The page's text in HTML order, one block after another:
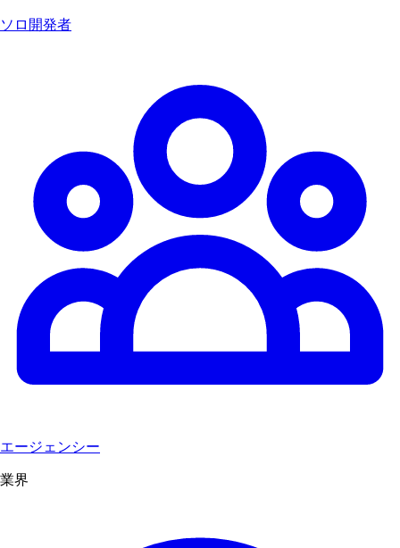
ソロ開発者
エージェンシー
業界